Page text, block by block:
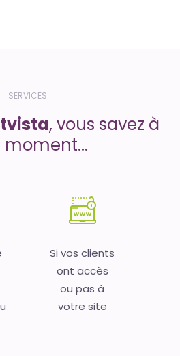
SERVICES
, vous savez à
Si vos clients
ont accès
ou pas à
votre site